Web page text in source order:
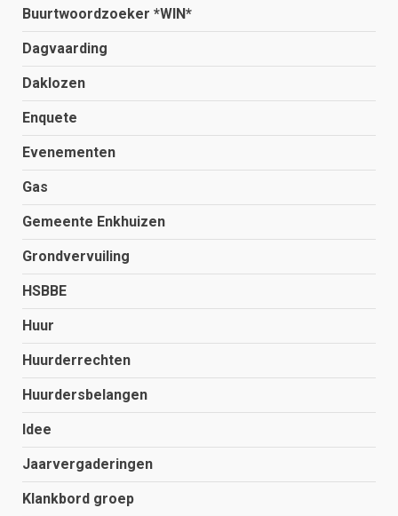
Buurtwoordzoeker *WIN*
Dagvaarding
Daklozen
Enquete
Evenementen
Gas
Gemeente Enkhuizen
Grondvervuiling
HSBBE
Huur
Huurderrechten
Huurdersbelangen
Idee
Jaarvergaderingen
Klankbord groep